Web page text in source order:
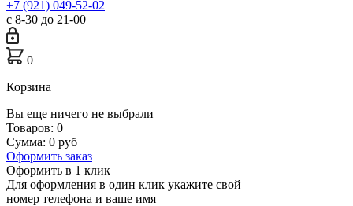
+7 (921) 049-52-02
с 8-30 до 21-00
0
Корзина
Вы еще ничего не выбрали
Товаров: 0
Сумма: 0 руб
Оформить заказ
Оформить в 1 клик
Для оформления в один клик укажите свой
номер телефона и ваше имя